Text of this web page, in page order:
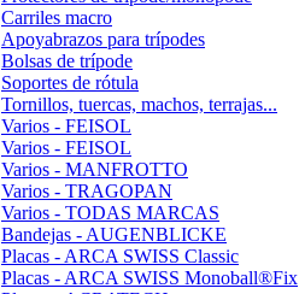
Carriles macro
Apoyabrazos para trípodes
Bolsas de trípode
Soportes de rótula
Tornillos, tuercas, machos, terrajas...
Varios - FEISOL
Varios - FEISOL
Varios - MANFROTTO
Varios - TRAGOPAN
Varios - TODAS MARCAS
Bandejas - AUGENBLICKE
Placas - ARCA SWISS Classic
Placas - ARCA SWISS Monoball®Fix